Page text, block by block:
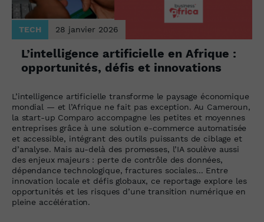
TECH 28 janvier 2026
L’intelligence artificielle en Afrique :
opportunités, défis et innovations
L’intelligence artificielle transforme le paysage économique
mondial — et l’Afrique ne fait pas exception. Au Cameroun,
la start-up Comparo accompagne les petites et moyennes
entreprises grâce à une solution e-commerce automatisée
et accessible, intégrant des outils puissants de ciblage et
d’analyse. Mais au-delà des promesses, l’IA soulève aussi
des enjeux majeurs : perte de contrôle des données,
dépendance technologique, fractures sociales... Entre
innovation locale et défis globaux, ce reportage explore les
opportunités et les risques d’une transition numérique en
pleine accélération.